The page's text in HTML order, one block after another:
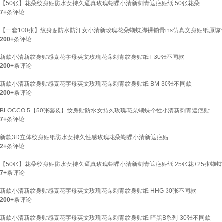
【50张】花朵纹身贴防水女持久逼真玫瑰蝴蝶小清新刺青遮疤贴纸 50张花朵
7+条评论
【一套100张】纹身贴防水防汗女小清新玫瑰花朵蝴蝶脚裸锁骨ins仿真文身贴纸原
200+条评论
新款小清新纹身贴感素花字母英文玫瑰花朵刺青纹身贴纸 i-30张不同款
200+条评论
新款小清新纹身贴感素花字母英文玫瑰花朵刺青纹身贴纸 BM-30张不同款
200+条评论
BLOCCO 5【50张套装】纹身贴防水女持久玫瑰花朵蝴蝶个性小清新刺青遮疤贴
7+条评论
新款3D立体纹身贴纸防水女持久性感玫瑰花朵蝴蝶小清新遮疤贴
2+条评论
【50张】花朵纹身贴防水女持久逼真玫瑰蝴蝶小清新刺青遮疤贴纸 25张花+25张蝴蝶
7+条评论
新款小清新纹身贴感素花字母英文玫瑰花朵刺青纹身贴纸 HHG-30张不同款
200+条评论
新款小清新纹身贴感素花字母英文玫瑰花朵刺青纹身贴纸 暗黑B系列-30张不同款